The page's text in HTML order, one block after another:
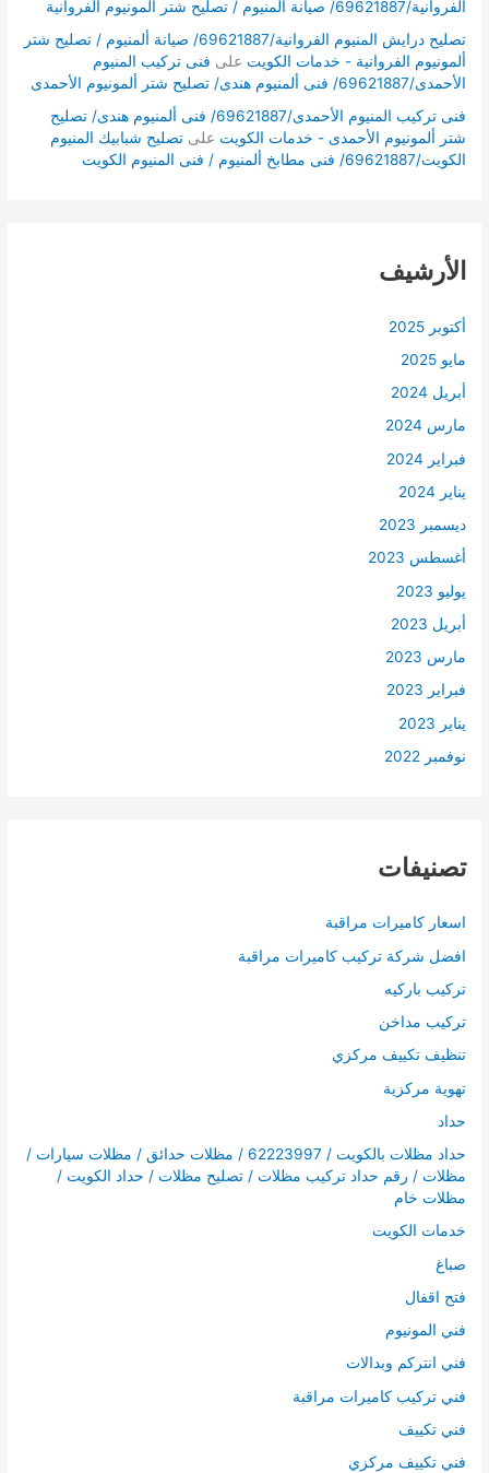
الفروانية/69621887/ صيانة ألمنيوم / تصليح شتر ألمونيوم الفروانية
تصليح درايش المنيوم الفروانية/69621887/ صيانة ألمنيوم / تصليح شتر
ألمونيوم الفروانية - خدمات الكويت على فنى تركيب المنيوم
الأحمدى/69621887/ فنى ألمنيوم هندى/ تصليح شتر ألمونيوم الأحمدى
فنى تركيب المنيوم الأحمدى/69621887/ فنى ألمنيوم هندى/ تصليح
شتر ألمونيوم الأحمدى - خدمات الكويت علىتصليح شبابيك المنيوم
الكويت/69621887/ فنى مطابخ ألمنيوم / فنى المنيوم الكويت
الأرشيف
أكتوبر 2025
مايو 2025
أبريل 2024
مارس 2024
فبراير 2024
يناير 2024
ديسمبر 2023
أغسطس 2023
يوليو 2023
أبريل 2023
مارس 2023
فبراير 2023
يناير 2023
نوفمبر 2022
تصنيفات
اسعار كاميرات مراقبة
افضل شركة تركيب كاميرات مراقبة
تركيب باركيه
تركيب مداخن
تنظيف تكييف مركزي
تهوية مركزية
حداد
حداد مظلات بالكويت / 62223997 / مظلات حدائق / مظلات سيارات /
مظلات / رقم حداد تركيب مظلات / تصليح مظلات / حداد الكويت /
مظلات خام
خدمات الكويت
صباغ
فتح اقفال
فني المونيوم
فني انتركم وبدالات
فني تركيب كاميرات مراقبة
فني تكييف
فني تكييف مركزي